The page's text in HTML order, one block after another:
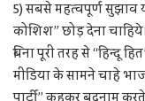
5) सबसे महत्वपूर्ण सुझाव
कोशिश” छोड़ देना
बिना पूरी तरह से “हिन्दू
मीडिया के सामने चाहे